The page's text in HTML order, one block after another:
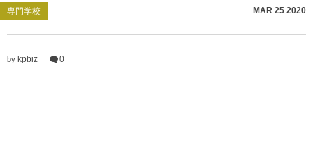
専門学校 MAR 25 2020
by kpbiz 0